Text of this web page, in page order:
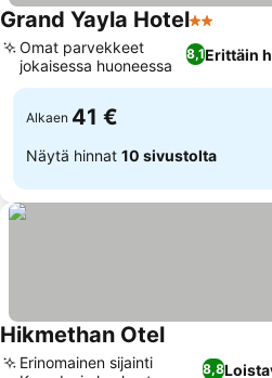
Grand Yayla Hotel2
8,1Erittäin
Omat parvekkeet
jokaisessa huoneessa
Alkaen 41 €
Näytä hinnat 10 sivustolta
Hikmethan Otel
8,8
Erinomainen sijainti